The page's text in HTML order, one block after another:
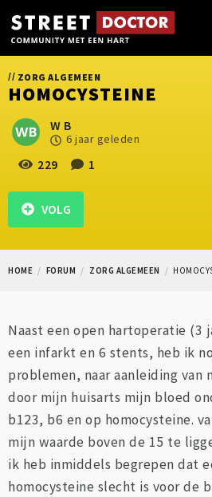
// ZORG ALGEMEEN
HOMOCYSTEINE
W B
6 jaar geleden
229 1
VOLG
HOME FORUM ZORG ALGEMEEN
Naast een open hartoperatie (3
een infarkt en 6 stents, heb ik
problemen, naar aanleiding van
door mijn huisarts mijn bloed
b123, b6 en op homocysteine.
mijn waarde boven de 15 te
ik heb inmiddels begrepen dat
homocysteine slecht is voor de